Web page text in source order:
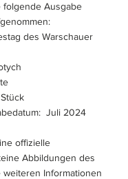
folgende Ausgabe
Stück
Juli 2024
offizielle
Abbildungen des
Informationen